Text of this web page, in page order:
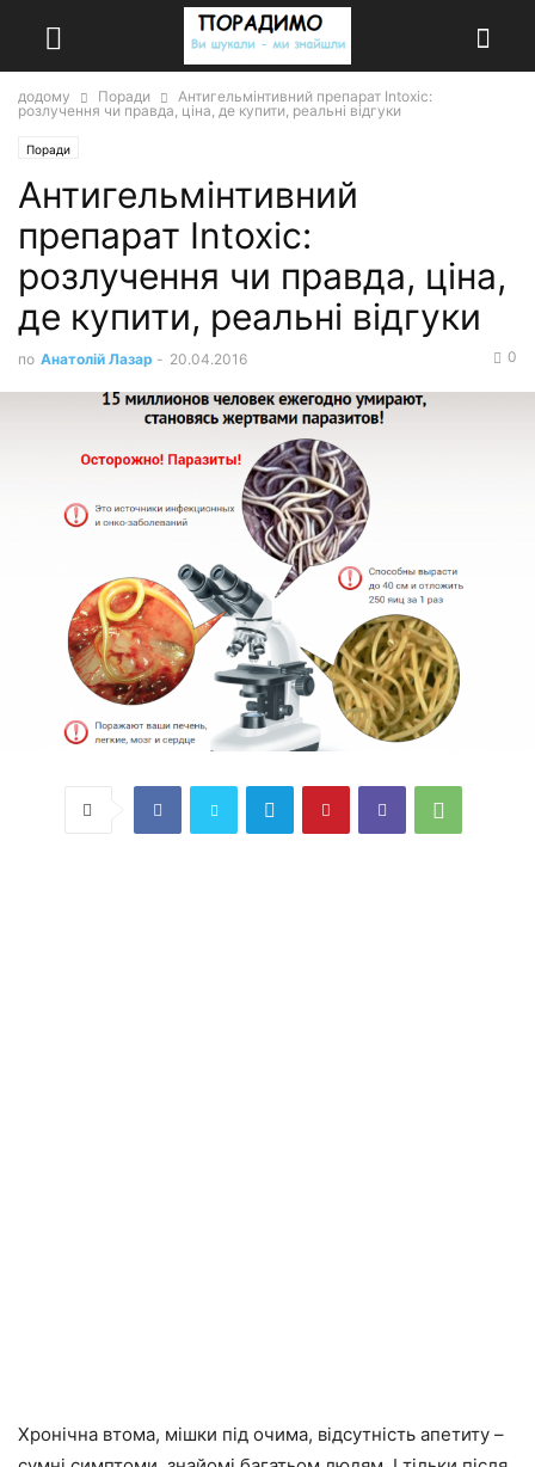
додому Поради
Антигельмінтивний препарат Intoxic:
розлучення чи правда, ціна, де купити, реальні відгуки
Поради
Антигельмінтивний
препарат Intoxic:
розлучення чи правда, ціна,
де купити, реальні відгуки
по Анатолій Лазар - 20.04.2016 0
Хронічна втома, мішки під очима, відсутність апетиту –